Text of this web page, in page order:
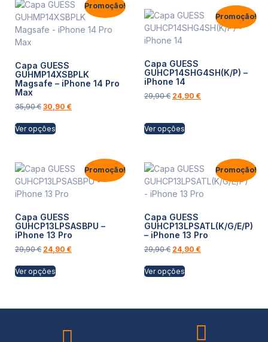
Promoção!
Capa GUESS
GUHMP14XSBPLK
Magsafe – iPhone 14 Pro
Max
35,90€ 30,90 €
Ver opções
Promoção!
Capa GUESS
GUHCP14SHG4SH(K/P) –
iPhone 14
29,90€ 24,90 €
Ver opções
Promoção!
Capa GUESS
GUHCP13LPSASBPU –
iPhone 13 Pro
29,90€ 24,90 €
Ver opções
Promoção!
Capa GUESS
GUHCP13LPSATL(K/G/E/P)
– iPhone 13 Pro
29,90€ 24,90 €
Ver opções